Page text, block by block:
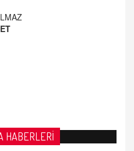
ORTAYA ÇIKARTTIĞI
HABERLERİ